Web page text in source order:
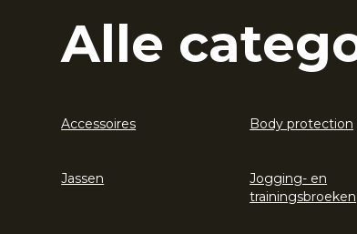
Alle
Accessoires Body protection
Jassen
Jogging- en
trainingsbroeken